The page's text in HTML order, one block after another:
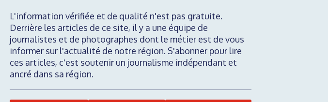
L'information vérifiée et de qualité n'est pas gratuite.
Derrière les articles de ce site, il y a une équipe de
journalistes et de photographes dont le métier est de vous
informer sur l'actualité de notre région. S'abonner pour lire
ces articles, c'est soutenir un journalisme indépendant et
ancré dans sa région.